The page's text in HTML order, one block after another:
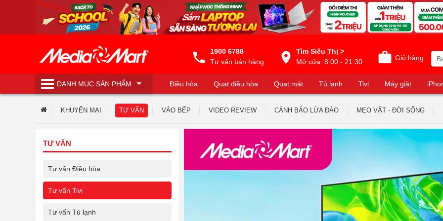
1900 6788
Tư vấn bán hàng
Tìm Siêu Thị >
Mở cửa: 8:00 - 21:30
Giỏ hàng
DANH MỤCSẢN PHẨM Điều hòa Quạt điều hòa Quạt mát Tủ lạnh Tivi Máy giặt
Máy lọc nước
KHUYẾN MẠI TƯ VẤN VÀO BẾP VIDEO REVIEW CẢNH BÁO LỪA ĐẢO MẸO VẶT - ĐỜI SỐNG
TƯ VẤN
Tư vấn Điều hòa
Tư vấn Tivi
Tư vấn Tủ lạnh